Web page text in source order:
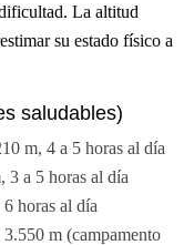
La altitud
su estado físico a
saludables)
m, 4 a 5 horas al día
a 5 horas al día
horas al día
m (campamento